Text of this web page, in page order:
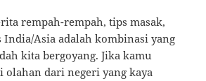
rempah-rempah, tips masak,
Asia adalah kombinasi yang
kita bergoyang. Jika kamu
olahan dari negeri yang kaya